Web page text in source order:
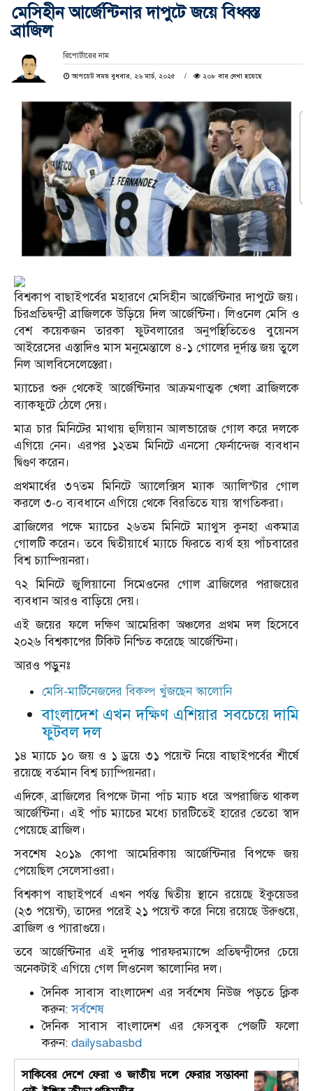
মেসিহীন আর্জেন্টিনার দাপুটে জয়ে বিধ্বস্ত
ব্রাজিল
রিপোর্টারের নাম
আপডেট সময় বুধবার, ২৬ মার্চ, ২০২৫ ২০৮ বার দেখা হয়েছে
বিশ্বকাপ বাছাইপর্বের মহারণে মেসিহীন আর্জেন্টিনার দাপুটে জয়।
চিরপ্রতিদ্বন্দ্বী ব্রাজিলকে উড়িয়ে দিল আর্জেন্টিনা। লিওনেল মেসি ও
বেশ কয়েকজন তারকা ফুটবলারের অনুপস্থিতিতেও বুয়েনস
আইরেসের এস্তাদিও মাস মনুমেন্তালে ৪-১ গোলের দুর্দান্ত জয় তুলে
নিল আলবিসেলেস্তেরা।
ম্যাচের শুরু থেকেই আর্জেন্টিনার আক্রমণাত্মক খেলা ব্রাজিলকে
ব্যাকফুটে ঠেলে দেয়।
মাত্র চার মিনিটের মাথায় হুলিয়ান আলভারেজ গোল করে দলকে
এগিয়ে নেন। এরপর ১২তম মিনিটে এনসো ফের্নান্দেজ ব্যবধান
দ্বিগুণ করেন।
প্রথমার্ধের ৩৭তম মিনিটে অ্যালেক্সিস ম্যাক অ্যালিস্টার গোল
করলে ৩-০ ব্যবধানে এগিয়ে থেকে বিরতিতে যায় স্বাগতিকরা।
ব্রাজিলের পক্ষে ম্যাচের ২৬তম মিনিটে ম্যাথুস কুনহা একমাত্র
গোলটি করেন। তবে দ্বিতীয়ার্ধে ম্যাচে ফিরতে ব্যর্থ হয় পাঁচবারের
বিশ্ব চ্যাম্পিয়নরা।
৭২ মিনিটে জুলিয়ানো সিমেওনের গোল ব্রাজিলের পরাজয়ের
ব্যবধান আরও বাড়িয়ে দেয়।
এই জয়ের ফলে দক্ষিণ আমেরিকা অঞ্চলের প্রথম দল হিসেবে
২০২৬ বিশ্বকাপের টিকিট নিশ্চিত করেছে আর্জেন্টিনা।
আরও পড়ুনঃ
মেসি-মার্টিনেজদের বিকল্প খুঁজছেন স্কালোনি
বাংলাদেশ এখন দক্ষিণ এশিয়ার সবচেয়ে দামি
ফুটবল দল
১৪ ম্যাচে ১০ জয় ও ১ ড্রয়ে ৩১ পয়েন্ট নিয়ে বাছাইপর্বের শীর্ষে
রয়েছে বর্তমান বিশ্ব চ্যাম্পিয়নরা।
এদিকে, ব্রাজিলের বিপক্ষে টানা পাঁচ ম্যাচ ধরে অপরাজিত থাকল
আর্জেন্টিনা। এই পাঁচ ম্যাচের মধ্যে চারটিতেই হারের তেতো স্বাদ
পেয়েছে ব্রাজিল।
সবশেষ ২০১৯ কোপা আমেরিকায় আর্জেন্টিনার বিপক্ষে জয়
পেয়েছিল সেলেসাওরা।
বিশ্বকাপ বাছাইপর্বে এখন পর্যন্ত দ্বিতীয় স্থানে রয়েছে ইকুয়েডর
(২৩ পয়েন্ট), তাদের পরেই ২১ পয়েন্ট করে নিয়ে রয়েছে উরুগুয়ে,
ব্রাজিল ও প্যারাগুয়ে।
তবে আর্জেন্টিনার এই দুর্দান্ত পারফরম্যান্সে প্রতিদ্বন্দ্বীদের চেয়ে
অনেকটাই এগিয়ে গেল লিওনেল স্কালোনির দল।
দৈনিক সাবাস বাংলাদেশ এর সর্বশেষ নিউজ পড়তে ক্লিক
করুন:সর্বশেষ
দৈনিক সাবাস বাংলাদেশ এর ফেসবুক পেজটি ফলো
করুন: dailysabasbd
সাকিবের দেশে ফেরা ও জাতীয় দলে ফেরার সম্ভাবনা